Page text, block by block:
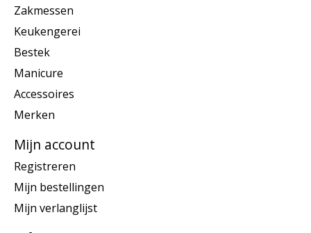
Zakmessen
Keukengerei
Bestek
Manicure
Accessoires
Merken
Mijn account
Registreren
Mijn bestellingen
Mijn verlanglijst